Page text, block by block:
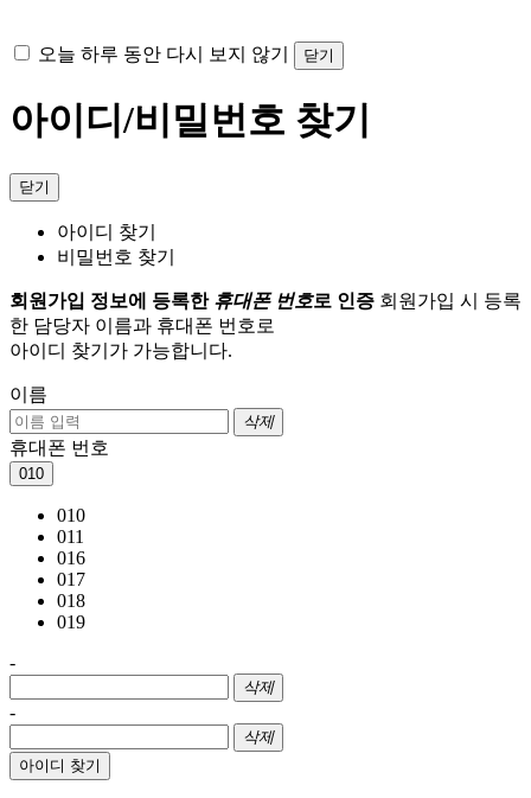
오늘 하루 동안 다시 보지 않기 닫기
아이디/비밀번호 찾기
닫기
아이디 찾기
비밀번호 찾기
회원가입 정보에 등록한 휴대폰 번호로 인증 회원가입 시 등록
한 담당자 이름과 휴대폰 번호로
아이디 찾기가 가능합니다.
이름
삭제
휴대폰 번호
010
010
011
016
017
018
019
-
삭제
-
삭제
아이디 찾기